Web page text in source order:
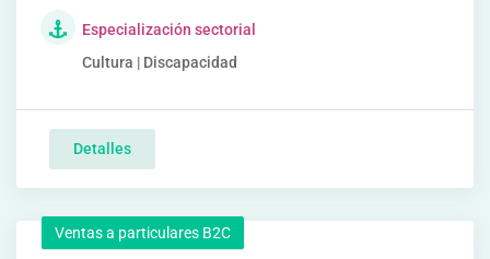
Especialización sectorial
Cultura | Discapacidad
Detalles
Ventas a particulares B2C